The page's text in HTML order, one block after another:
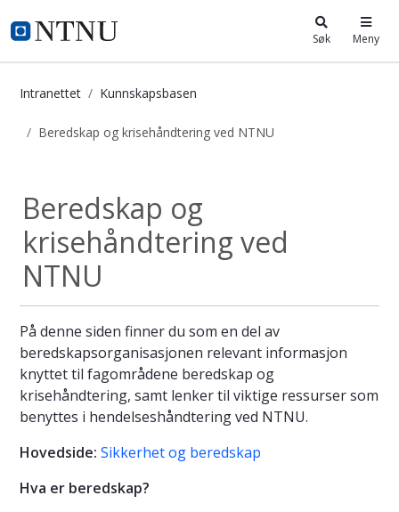
i.ntnu.no Søk Meny
Intranettet Kunnskapsbasen
Beredskap og krisehåndtering ved NTNU
Beredskap og
krisehåndtering ved
NTNU
På denne siden finner du som en del av
beredskapsorganisasjonen relevant informasjon
knyttet til fagområdene beredskap og
krisehåndtering, samt lenker til viktige ressurser som
benyttes i hendelseshåndtering ved NTNU.
Hovedside: Sikkerhet og beredskap
Hva er beredskap?